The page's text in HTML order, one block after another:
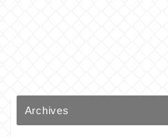
Archives